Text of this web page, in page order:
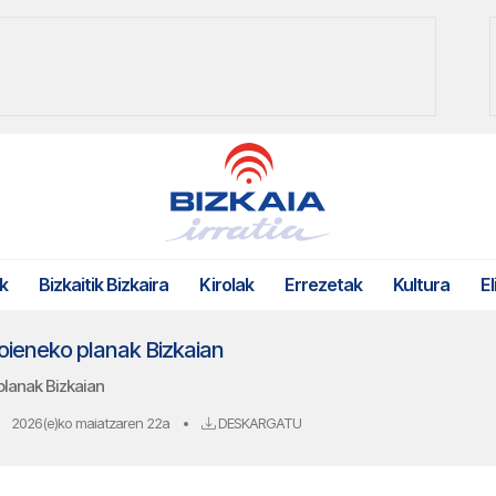
Bizkaitik Bizkaira Kirolak Errezetak Kultura
planak Bizkaian
Bizkaian
2026(e)ko maiatzaren 22a • DESKARGATU